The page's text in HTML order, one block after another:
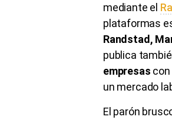
mediante el
plataformas
Randstad,
publica
empresas
un mercado
El parón